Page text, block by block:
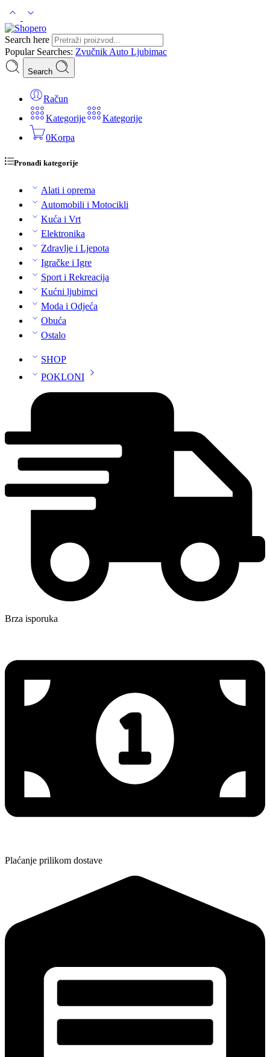
Search here
Popular Searches: Zvučnik Auto Ljubimac
Search
Račun
Kategorije
Kategorije
0Korpa
Pronađi kategorije
Alati i oprema
Automobili i Motocikli
Kuća i Vrt
Elektronika
Zdravlje i Ljepota
Igračke i Igre
Sport i Rekreacija
Kućni ljubimci
Moda i Odjeća
Obuća
Ostalo
SHOP
POKLONI
Brza isporuka
Plaćanje prilikom dostave